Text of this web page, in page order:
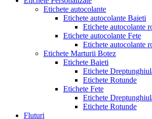
Etichete autocolante
Etichete autocolante Baieti
Etichete autocolante
Etichete autocolante Fete
Etichete autocolante
Etichete Marturii Botez
Etichete Baieti
Etichete
Etichete Rotunde
Etichete Fete
Etichete
Etichete Rotunde
Fluturi